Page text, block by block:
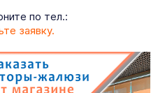
по тел.:
заявку.